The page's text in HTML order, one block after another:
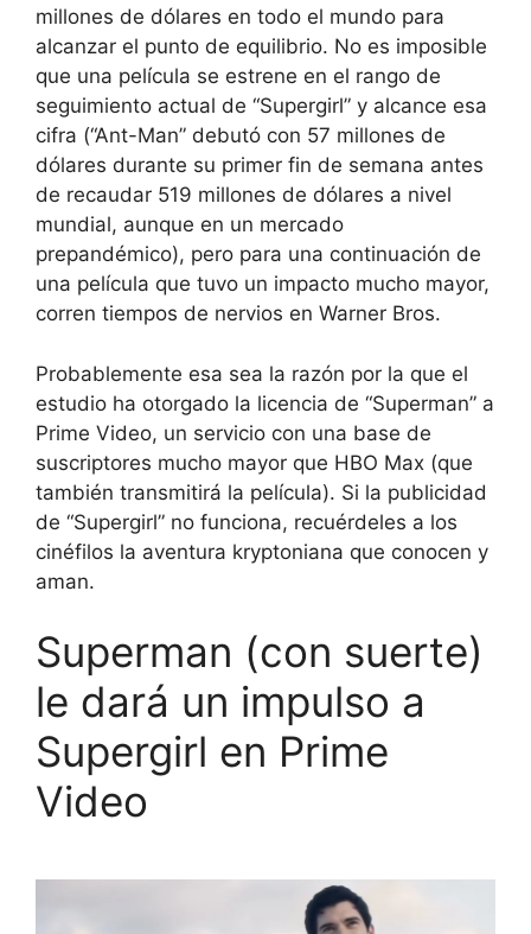
millones de dólares en todo el mundo para
alcanzar el punto de equilibrio. No es imposible
que una película se estrene en el rango de
seguimiento actual de “Supergirl” y alcance esa
cifra (“Ant-Man” debutó con 57 millones de
dólares durante su primer fin de semana antes
de recaudar 519 millones de dólares a nivel
mundial, aunque en un mercado
prepandémico), pero para una continuación de
una película que tuvo un impacto mucho mayor,
corren tiempos de nervios en Warner Bros.
Probablemente esa sea la razón por la que el
estudio ha otorgado la licencia de “Superman” a
Prime Video, un servicio con una base de
suscriptores mucho mayor que HBO Max (que
también transmitirá la película). Si la publicidad
de “Supergirl” no funciona, recuérdeles a los
cinéfilos la aventura kryptoniana que conocen y
aman.
Superman (con suerte)
le dará un impulso a
Supergirl en Prime
Video